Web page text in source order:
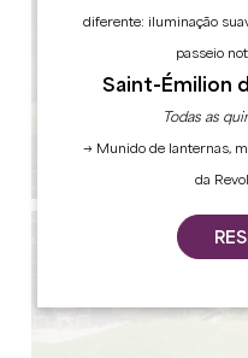
diferente: iluminação
passeio
Saint-Émilion
Todas as
→ Munido de lanternas,
da